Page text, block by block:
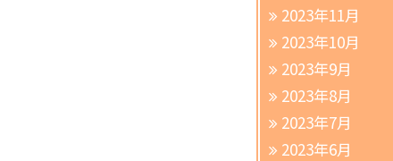
2023年11月
2023年10月
2023年9月
2023年8月
2023年7月
2023年6月